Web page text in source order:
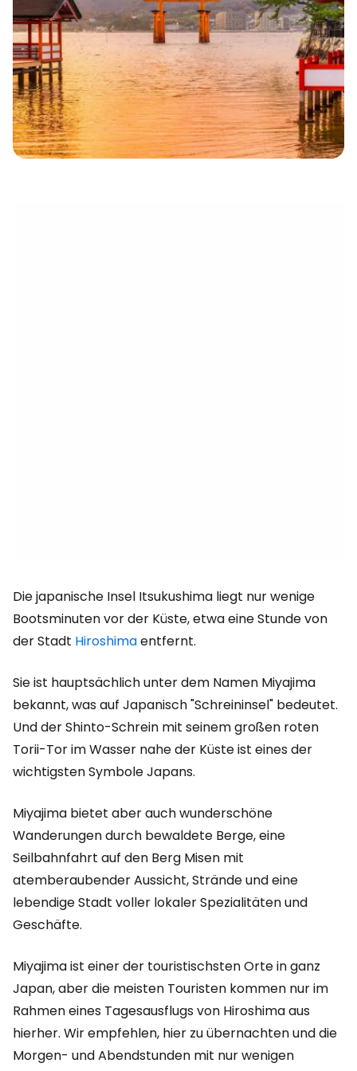
Die japanische Insel Itsukushima liegt nur wenige
Bootsminuten vor der Küste, etwa eine Stunde von
der Stadt Hiroshimaentfernt.
Sie ist hauptsächlich unter dem Namen Miyajima
bekannt, was auf Japanisch "Schreininsel" bedeutet.
Und der Shinto-Schrein mit seinem großen roten
Torii-Tor im Wasser nahe der Küste ist eines der
wichtigsten Symbole Japans.
Miyajima bietet aber auch wunderschöne
Wanderungen durch bewaldete Berge, eine
Seilbahnfahrt auf den Berg Misen mit
atemberaubender Aussicht, Strände und eine
lebendige Stadt voller lokaler Spezialitäten und
Geschäfte.
Miyajima ist einer der touristischsten Orte in ganz
Japan, aber die meisten Touristen kommen nur im
Rahmen eines Tagesausflugs von Hiroshima aus
hierher. Wir empfehlen, hier zu übernachten und die
Morgen- und Abendstunden mit nur wenigen